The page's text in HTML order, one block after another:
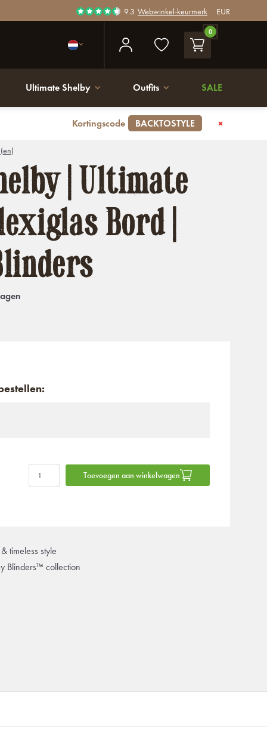
9.3 Webwinkel-keurmerk EUR
0
Ultimate Shelby Outfits SALE
Kortingscode BACKTOSTYLE
| Ultimate
Bord |
Toevoegen aan winkelwagen
timeless style
Blinders™ collection